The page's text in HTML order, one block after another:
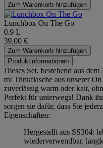
Zum Warenkorb hinzufügen
Lunchbox On The Go
0.9 L
39,00 €
Zum Warenkorb hinzufügen
Produktinformationen
Dieses Set, bestehend aus
ml Trinkflasche aus unserer
zuverlässig warm oder kalt,
Perfekt für unterwegs! Dank
sorgen sie dafür, dass Sie
Eigenschaften:
Hergestellt aus SS304:
wiederverwendbar,